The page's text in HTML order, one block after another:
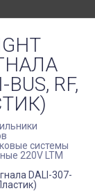
RF,
системы
220V LTM
DALI-307-